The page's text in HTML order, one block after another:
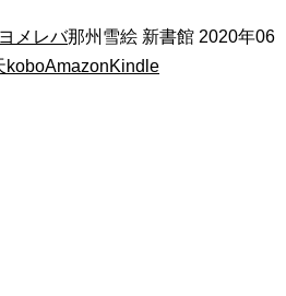
ヨメレバ那州雪絵 新書館 2020年06
koboAmazonKindle